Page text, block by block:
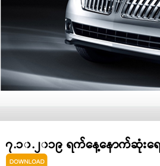
၇.၁၀.၂၀၁၉ ရက်နေ့နောက်ဆုံးရေ
latest_no.pdf